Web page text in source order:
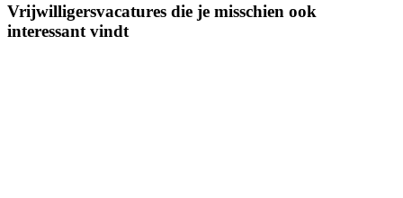
Vrijwilligersvacatures die je misschien ook
interessant vindt